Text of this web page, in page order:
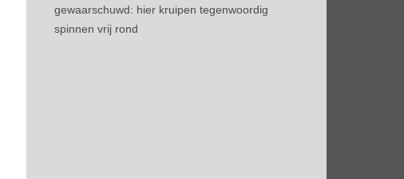
gewaarschuwd: hier kruipen tegenwoordig
spinnen vrij rond